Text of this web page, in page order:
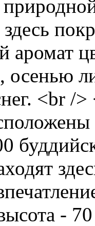
аромат
<br /
-